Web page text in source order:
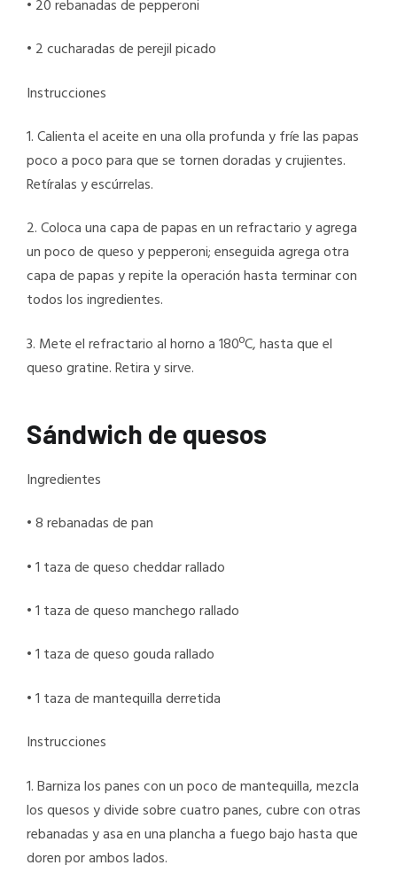
• 20 rebanadas de pepperoni
• 2 cucharadas de perejil picado
Instrucciones
1. Calienta el aceite en una olla profunda y fríe las papas
poco a poco para que se tornen doradas y crujientes.
Retíralas y escúrrelas.
2. Coloca una capa de papas en un refractario y agrega
un poco de queso y pepperoni; enseguida agrega otra
capa de papas y repite la operación hasta terminar con
todos los ingredientes.
3. Mete el refractario al horno a 180ºC, hasta que el
queso gratine. Retira y sirve.
Sándwich de quesos
Ingredientes
• 8 rebanadas de pan
• 1 taza de queso cheddar rallado
• 1 taza de queso manchego rallado
• 1 taza de queso gouda rallado
• 1 taza de mantequilla derretida
Instrucciones
1. Barniza los panes con un poco de mantequilla, mezcla
los quesos y divide sobre cuatro panes, cubre con otras
rebanadas y asa en una plancha a fuego bajo hasta que
doren por ambos lados.